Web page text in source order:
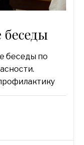
беседы по